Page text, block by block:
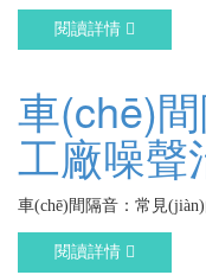
閱讀詳情
車(chē)
工廠噪聲
車(chē)間隔音：常見
閱讀詳情